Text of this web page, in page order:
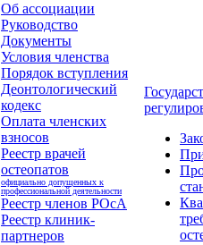
Об ассоциации
Руководство
Документы
Условия членства
Порядок вступления
Деонтологический
кодекс
Оплата членских
взносов
Реестр врачей
остеопатов
официально допущенных к
профессиональной деятельности
Реестр членов РОсА
Реестр клиник-
партнеров